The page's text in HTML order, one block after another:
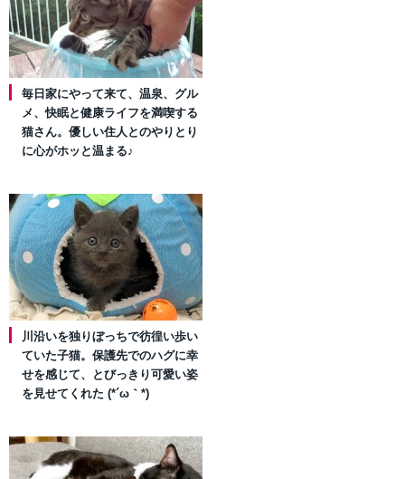
毎日家にやって来て、温泉、グル
メ、快眠と健康ライフを満喫する
猫さん。優しい住人とのやりとり
に心がホッと温まる♪
川沿いを独りぼっちで彷徨い歩い
ていた子猫。保護先でのハグに幸
せを感じて、とびっきり可愛い姿
を見せてくれた (*´ω｀*)